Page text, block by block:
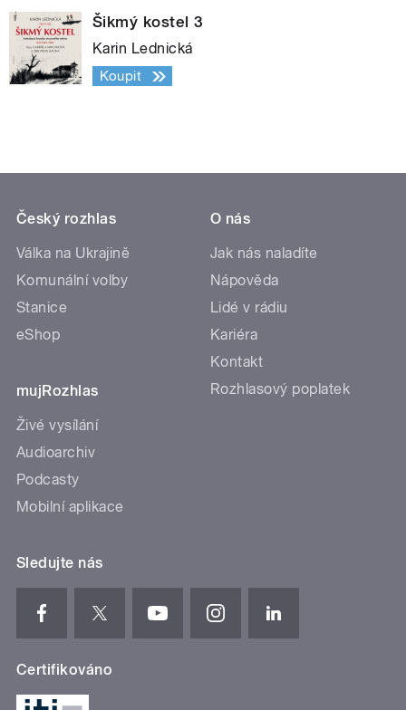
Šikmý kostel 3
Karin Lednická
Koupit
Český rozhlas
Válka na Ukrajině
Komunální volby
Stanice
eShop
mujRozhlas
Živé vysílání
Audioarchiv
Podcasty
Mobilní aplikace
O nás
Jak nás naladíte
Nápověda
Lidé v rádiu
Kariéra
Kontakt
Rozhlasový poplatek
Sledujte nás
Certifikováno